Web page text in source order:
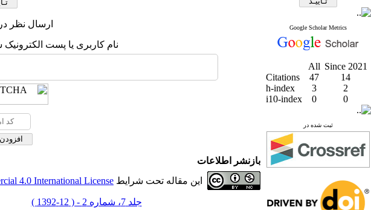
Google Scholar Metrics
All Since 2021
Citations
47
14
h-index
3
2
i10-index
0 0
ثبت شده در
ارسال نظر
نام کاربری یا پست الکترونیک
بازنشر اطلاعات
این مقاله تحت شرایط 4.0 International License
جلد 7، شماره 2 - ( 12-1392 )